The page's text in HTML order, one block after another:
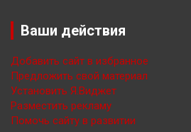
Ваши действия
Добавить сайт в избранное
Предложить свой материал
Установить Я.Виджет
Разместить рекламу
Помочь сайту в развитии